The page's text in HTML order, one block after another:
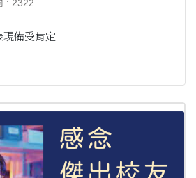
: 2322
現備受肯定